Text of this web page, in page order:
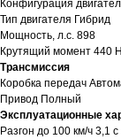
Конфигурация
Тип двигателя Гибрид
Мощность, л.с. 898
Крутящий момент 440
Трансмиссия
Коробка передач
Привод Полный
Эксплуатационные
Разгон до 100 км/ч 3,1 с